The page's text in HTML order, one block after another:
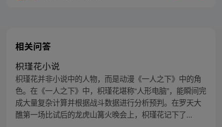
相关问答
枳瑾花小说
枳瑾花并非小说中的人物，而是动漫《一人之下》中的角
色。在《一人之下》中，枳瑾花堪称“人形电脑”，能瞬间完
成大量复杂计算并根据战斗数据进行分析预判。在罗天大
醮第一场比试后的龙虎山篝火晚会上，枳瑾花记下了...